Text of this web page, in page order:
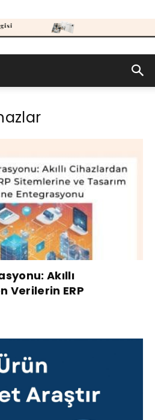
Dergisi
Akıllı
Verilerin ERP